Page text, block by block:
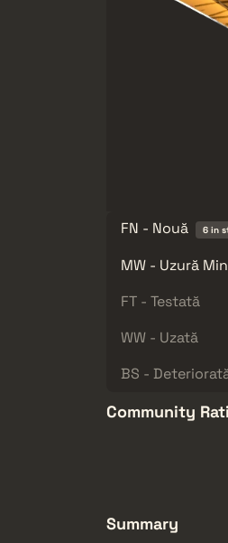
FN - Nouă 6 in
MW - Uzură
FT - Testată
WW - Uzată
BS -
Community
Summary